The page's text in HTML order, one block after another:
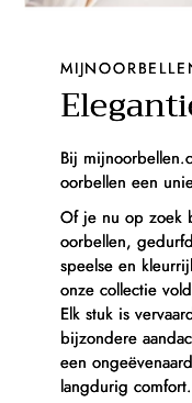
Bij
oorbellen een
Of je nu op zoek
oorbellen,
speelse en
onze collectie
Elk stuk is
bijzondere
een
langdurig comfort.